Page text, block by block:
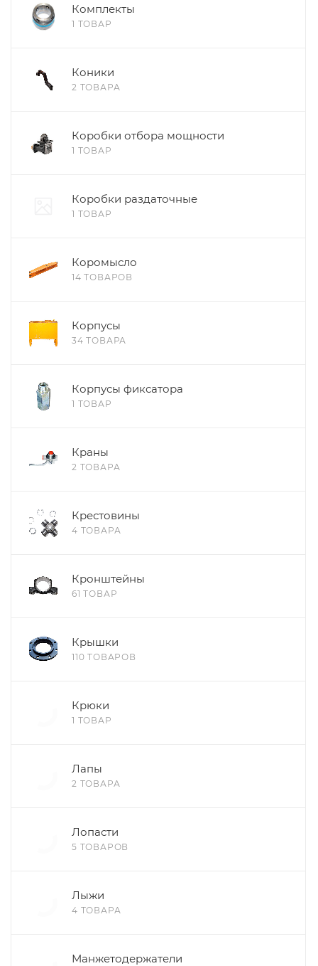
Комплекты
1 ТОВАР
Коники
2 ТОВАРА
Коробки отбора мощности
1 ТОВАР
Коробки раздаточные
1 ТОВАР
Коромысло
14 ТОВАРОВ
Корпусы
34 ТОВАРА
Корпусы фиксатора
1 ТОВАР
Краны
2 ТОВАРА
Крестовины
4 ТОВАРА
Кронштейны
61 ТОВАР
Крышки
110 ТОВАРОВ
Крюки
1 ТОВАР
Лапы
2 ТОВАРА
Лопасти
5 ТОВАРОВ
Лыжи
4 ТОВАРА
Манжетодержатели